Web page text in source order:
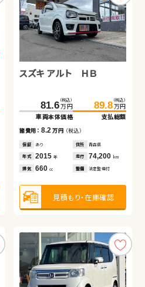
スズキ アルト ＨＢ
81.6 （税込）
万円
車両本体価格
89.8 （税込）
万円
支払総額
諸費用： 8.2 万円 （税込）
保証 あり 住所 青森県
年式 2015年 走行 74,200 km
排気 660cc 整備 法定整備付
見積もり・在庫確認
トヨタ ノア
205.3万円
車両本体価格
219.5（税込）
万円
支払総額
諸費用：14.2 万円 （税込）
2020 年 48,200km
2,000cc 法定整備付
見積もり・在庫確認
ホンダ フリード＋
118.0 （税込）
万円
車両本体価格
128.8 （税込）
万円
支払総額
諸費用： 10.8万円（税込）
保証 あり 住所 宮城県
年式 2017年 走行 66,500 km
排気 1,500 整備 法定整備付
見積もり・在庫確認